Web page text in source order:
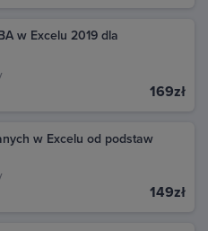
w Excelu 2019 dla
169zł
w Excelu od podstaw
149zł